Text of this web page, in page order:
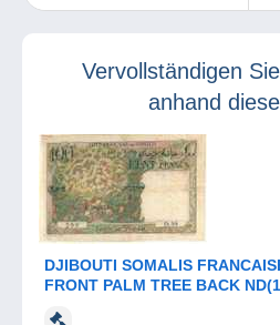
Vervollständigen
anhand
DJIBOUTI SOMALIS
FRONT PALM TREE BACK